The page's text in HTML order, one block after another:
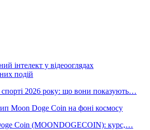
спорті 2026 року: що вони показують…
Coin (MOONDOGECOIN): курс,…